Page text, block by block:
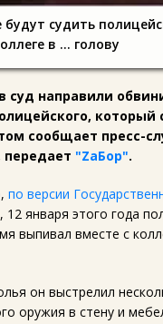
судить
в ... голову
суд направили
который
сообщает пресс-
передает "ZаБор".
по версии
, 12 января этого года
выпивал вместе с
он выстрелил
оружия в стену и